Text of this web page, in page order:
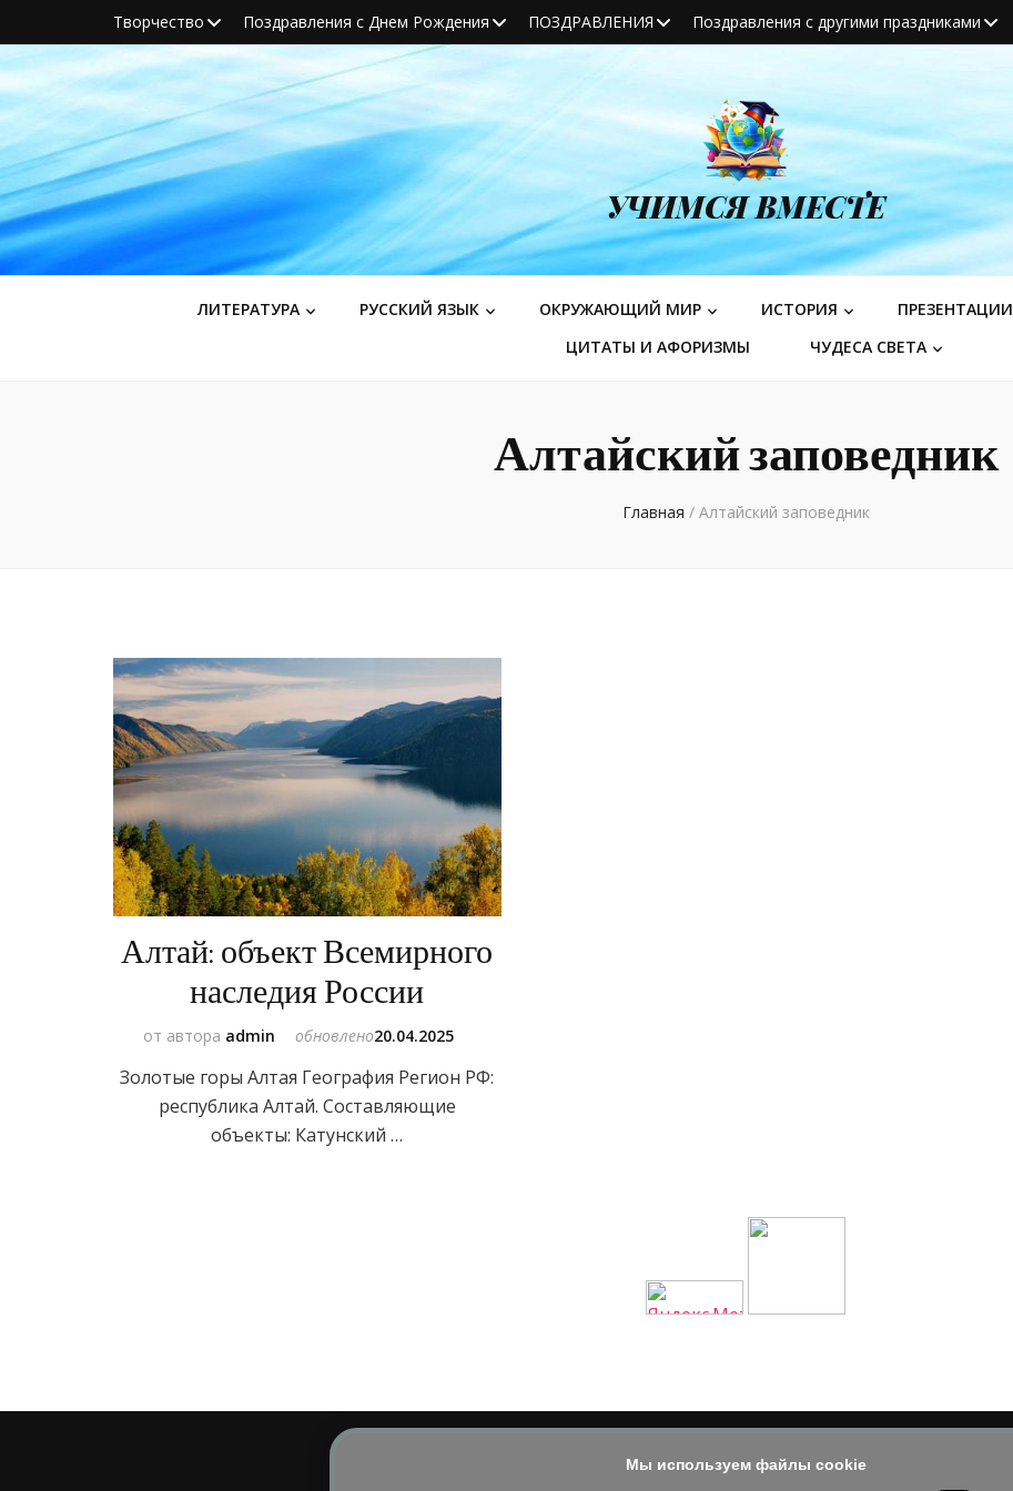
Творчество Поздравления с Днем Рождения ПОЗДРАВЛЕНИЯ Поздравления с другими праздниками
УЧИМСЯ ВМЕСТЕ
ЛИТЕРАТУРА РУССКИЙ ЯЗЫК ОКРУЖАЮЩИЙ МИР ИСТОРИЯ ПРЕЗЕНТАЦИИ
ЦИТАТЫ И АФОРИЗМЫ
ЧУДЕСА СВЕТА
Алтайский заповедник
Главная / Алтайский заповедник
Алтай: объект Всемирного
наследия России
от автора admin обновлено20.04.2025
Золотые горы Алтая География Регион РФ:
республика Алтай. Составляющие
объекты: Катунский …
Мы используем файлы cookie
© 2014 - 2026